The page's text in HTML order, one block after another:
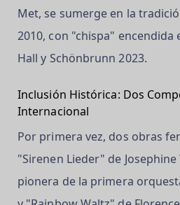
Met, se sumerge en la
2010, con "chispa" encendida
Hall y Schönbrunn 2023.
Inclusión Histórica: Dos
Internacional
Por primera vez, dos obras
"Sirenen Lieder" de Josephine
pionera de la primera